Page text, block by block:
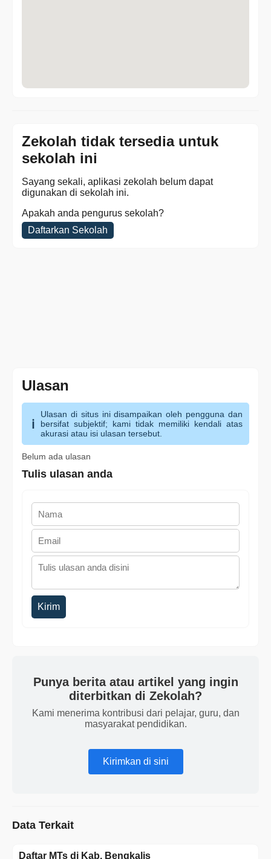
Zekolah tidak tersedia untuk
sekolah ini
Sayang sekali, aplikasi zekolah belum dapat
digunakan di sekolah ini.
Apakah anda pengurus sekolah?
Daftarkan Sekolah
Ulasan
Ulasan di situs ini disampaikan oleh pengguna dan
bersifat subjektif; kami tidak memiliki kendali atas
akurasi atau isi ulasan tersebut.
Belum ada ulasan
Tulis ulasan anda
Kirim
Punya berita atau artikel yang ingin
diterbitkan di Zekolah?
Kami menerima kontribusi dari pelajar, guru, dan
masyarakat pendidikan.
Kirimkan di sini
Data Terkait
Daftar MTs di Kab. Bengkalis